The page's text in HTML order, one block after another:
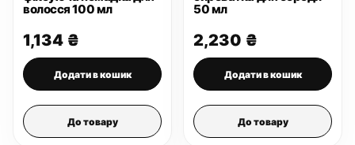
волосся 100 мл
1,134 ₴
Додати в кошик
До товару
50 мл
2,230 ₴
Додати в кошик
До товару